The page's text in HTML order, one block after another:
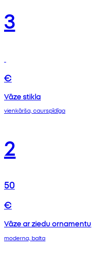
3
€
Vāze stikla
vienkārša, caurspīdīga
2
50
€
Vāze ar ziedu ornamentu
moderna, balta